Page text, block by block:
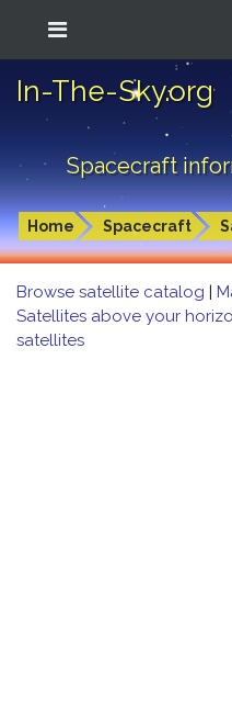
In-The-Sky.org
Spacecraft
Home Spacecraft
Browse satellite catalog |
Satellites above your
satellites